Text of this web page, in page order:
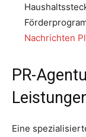
Nachrichten
PR-
Eine